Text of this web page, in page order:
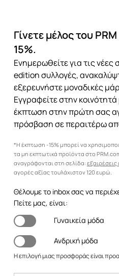
Γίνετε μέλος του
15%.
Ενημερωθείτε για τις νέες
edition συλλογές,
εξερευνήστε μοναδικές
Εγγραφείτε στην
έκπτωση στην πρώτη σας
πρόσβαση σε περαιτέρω
*Η έκπτωση -15% μπορεί να
τα μη εκπτωτικά προϊόντα στο
αναγράφονται στη σελίδα:
αγορές αξίας τουλάχιστον 120 ευρώ.
Θέλουμε το inbox σας να
Πείτε μας, είναι:
Γυναικεία μόδα
Ανδρική μόδα
Η επιλογή μιας προσφοράς είναι